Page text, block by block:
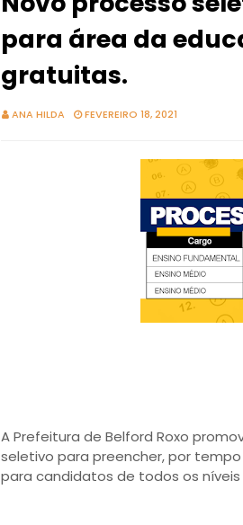
para área da
gratuitas.
ANA HILDA FEVEREIRO 18, 2021
A Prefeitura de Belford Roxo
seletivo para preencher, por
para candidatos de todos os